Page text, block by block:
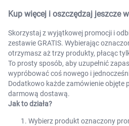
Dla zwierząt
Dom i ogród
Zdrowie
Kobieta w ciąży i mama
Dziecko
Kup więcej i oszczędzaj jeszcze
Skorzystaj z wyjątkowej promocji i
zestawie GRATIS. Wybierając
otrzymasz aż trzy produkty, płacąc
To prosty sposób, aby uzupełnić
wypróbować coś nowego i
Dodatkowo każde zamówienie objęte
darmową dostawą.
Jak to działa?
Wybierz produkt oznaczony